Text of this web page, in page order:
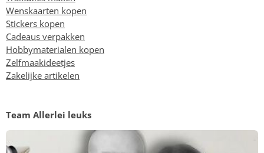
Wenskaarten kopen
Stickers kopen
Cadeaus verpakken
Hobbymaterialen kopen
Zelfmaakideetjes
Zakelijke artikelen
Team Allerlei leuks